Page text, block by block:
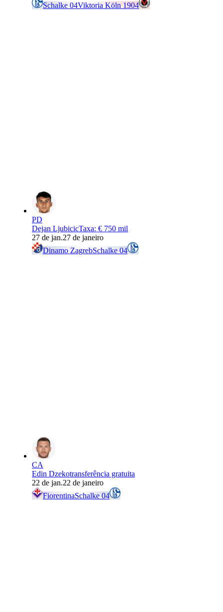
Schalke 04Viktoria Köln 1904
PD
Dejan LjubicicTaxa: € 750 mil
27 de jan.27 de janeiro
Dinamo ZagrebSchalke 04
CA
Edin Dzekotransferência gratuita
22 de jan.22 de janeiro
FiorentinaSchalke 04